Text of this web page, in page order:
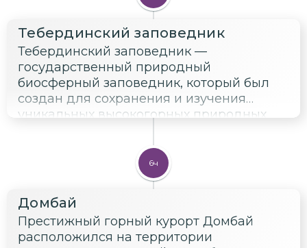
Тебердинский заповедник
Тебердинский заповедник —
государственный природный
биосферный заповедник, который был
создан для сохранения и изучения
уникальных высокогорных природных
1935 году заповедник был организован в
качестве местного значения, но уже в
1936 году приобрел статус
государственного.
6ч
Домбай
Престижный горный курорт Домбай
расположился на территории